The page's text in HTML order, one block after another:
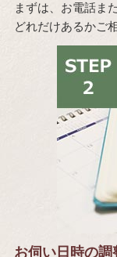
まずは、お電話ま
どれだけあるかご
お伺い日時の調